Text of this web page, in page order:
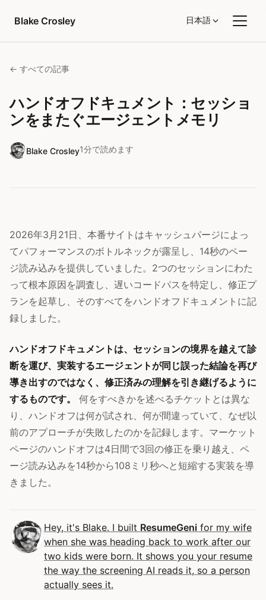
Blake Crosley
日本語
← すべての記事
ハンドオフドキュメント：セッショ
ンをまたぐエージェントメモリ
Blake Crosley1分で読めます
2026年3月21日、本番サイトはキャッシュパージによっ
てパフォーマンスのボトルネックが露呈し、14秒のペー
ジ読み込みを提供していました。2つのセッションにわた
って根本原因を調査し、遅いコードパスを特定し、修正プ
ランを起草し、そのすべてをハンドオフドキュメントに記
録しました。
ハンドオフドキュメントは、セッションの境界を越えて診
断を運び、実装するエージェントが同じ誤った結論を再び
導き出すのではなく、修正済みの理解を引き継げるように
するものです。
何をすべきかを述べるチケットとは異な
り、ハンドオフは何が試され、何が間違っていて、なぜ以
前のアプローチが失敗したのかを記録します。マーケット
ページのハンドオフは4日間で3回の修正を乗り越え、ペ
ージ読み込みを14秒から108ミリ秒へと短縮する実装を導
きました。
Hey, it's Blake. I built ResumeGeni for my wife
when she was heading back to work after our
two kids were born. It shows you your resume
the way the screening AI reads it, so a person
actually sees it.